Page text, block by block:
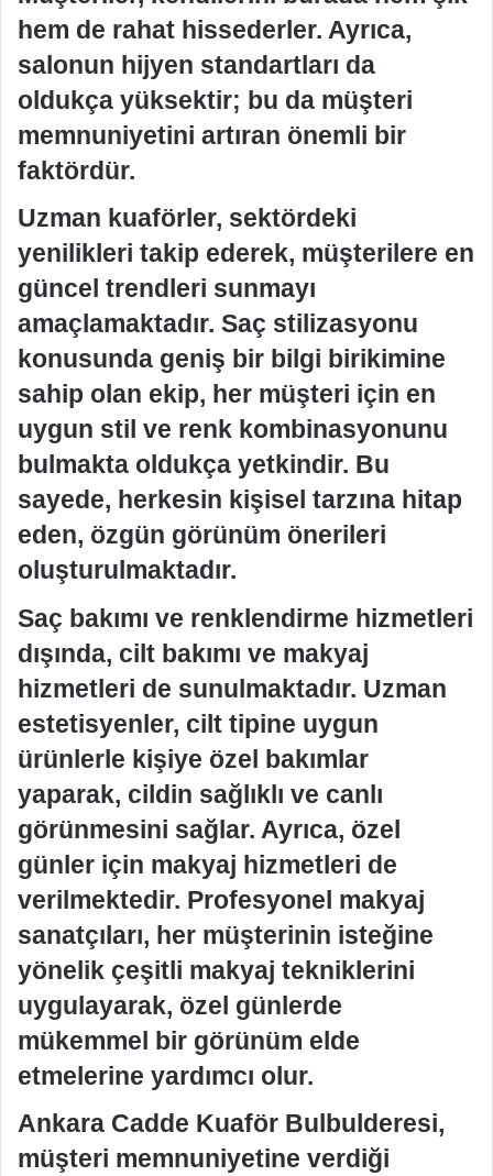
hem de rahat hissederler. Ayrıca,
salonun hijyen standartları da
oldukça yüksektir; bu da müşteri
memnuniyetini artıran önemli bir
faktördür.
Uzman kuaförler, sektördeki
yenilikleri takip ederek, müşterilere en
güncel trendleri sunmayı
amaçlamaktadır. Saç stilizasyonu
konusunda geniş bir bilgi birikimine
sahip olan ekip, her müşteri için en
uygun stil ve renk kombinasyonunu
bulmakta oldukça yetkindir. Bu
sayede, herkesin kişisel tarzına hitap
eden, özgün görünüm önerileri
oluşturulmaktadır.
Saç bakımı ve renklendirme hizmetleri
dışında, cilt bakımı ve makyaj
hizmetleri de sunulmaktadır. Uzman
estetisyenler, cilt tipine uygun
ürünlerle kişiye özel bakımlar
yaparak, cildin sağlıklı ve canlı
görünmesini sağlar. Ayrıca, özel
günler için makyaj hizmetleri de
verilmektedir. Profesyonel makyaj
sanatçıları, her müşterinin isteğine
yönelik çeşitli makyaj tekniklerini
uygulayarak, özel günlerde
mükemmel bir görünüm elde
etmelerine yardımcı olur.
Ankara Cadde Kuaför Bulbulderesi,
müşteri memnuniyetine verdiği